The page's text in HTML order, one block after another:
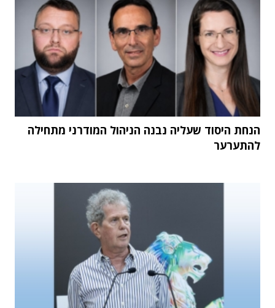
הנחת היסוד שעליה נבנה הניהול המודרני מתחילה
להתערער